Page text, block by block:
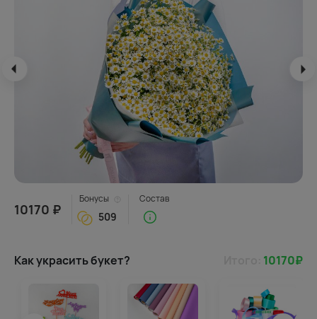
10170 ₽
Бонусы
509
Состав
Как украсить букет? 10170₽